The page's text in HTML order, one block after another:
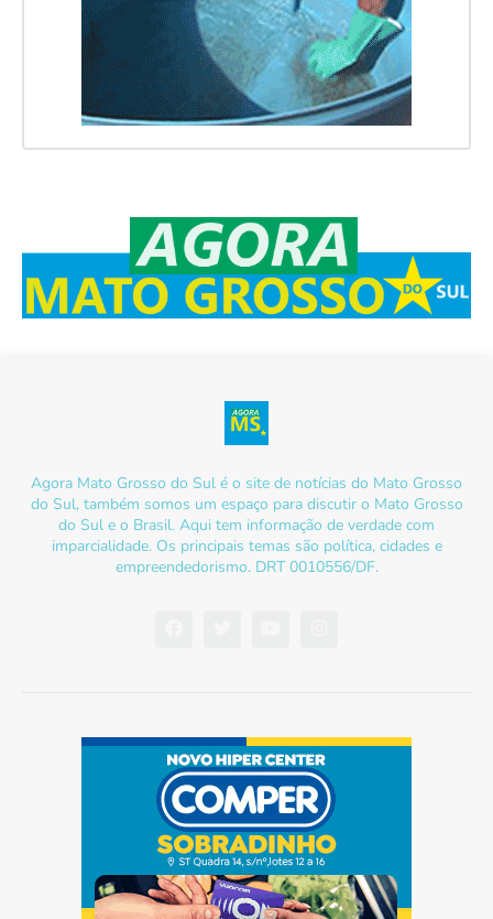
Agora Mato Grosso do Sul é o site de notícias do Mato Grosso
do Sul, também somos um espaço para discutir o Mato Grosso
do Sul e o Brasil. Aqui tem informação de verdade com
imparcialidade. Os principais temas são política, cidades e
empreendedorismo. DRT 0010556/DF.